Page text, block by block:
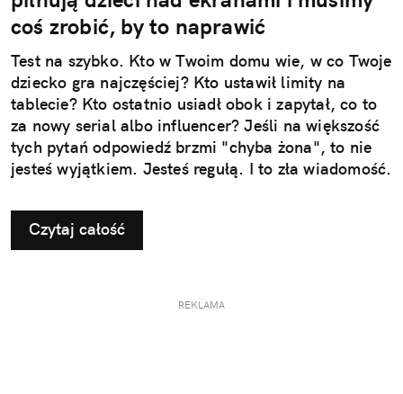
coś zrobić, by to naprawić
Test na szybko. Kto w Twoim domu wie, w co Twoje
dziecko gra najczęściej? Kto ustawił limity na
tablecie? Kto ostatnio usiadł obok i zapytał, co to
za nowy serial albo influencer? Jeśli na większość
tych pytań odpowiedź brzmi "chyba żona", to nie
jesteś wyjątkiem. Jesteś regułą. I to zła wiadomość.
Czytaj całość
REKLAMA